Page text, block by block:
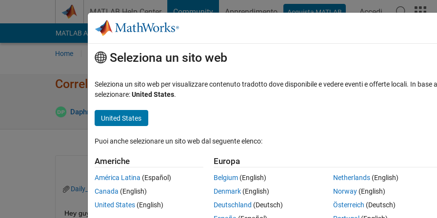
MATLAB Help Center Community Apprendimento Acquista MATLAB Accedi
MATLAB Answers File Exchange Cody
Home Poni una domanda Risposta Naviga
Correlation between given day and mean of previous days
Daphne PARLIARI 25 Giu 2021
0 voti
Daily_Data.xlsx
Hey guys, I would appreciate your help....
Seleziona un sito web
Seleziona un sito web per visualizzare contenuto tradotto dove disponibile e vedere eventi e offerte locali. In
selezionare:United States.
United States
Puoi anche selezionare un sito web dal seguente elenco:
Americhe
América Latina (Español)
Canada (English)
United States (English)
Europa
Belgium (English)
Denmark (English)
Deutschland (Deutsch)
Netherlands(English)
Norway(English)
Österreich (Deutsch)